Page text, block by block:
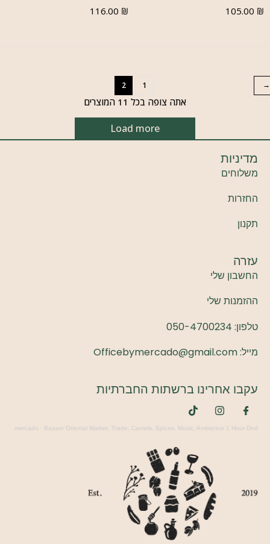
105.00₪
116.00₪
1
2
אתה צופה בכל 11 המוצרים
Load more
מדיניות
משלוחים
החזרות
תקנון
עזרה
החשבון שלי
ההזמנות שלי
טלפון:050-4700234
מייל: Officebymercado@gmail.com
עקבו אחרינו ברשתות החברתיות
mercado ·Bazaar Oriental Market, Trade, Camels, Spices, Music, Ambience 1 Hour Dnd